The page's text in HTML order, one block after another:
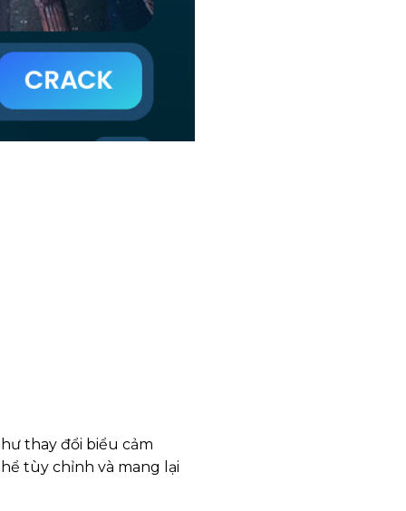
thay đổi biểu cảm
tùy chỉnh và mang lại